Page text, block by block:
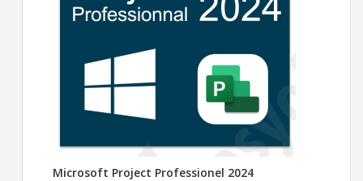
Microsoft Project Professionel 2024